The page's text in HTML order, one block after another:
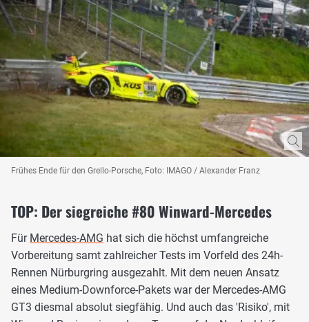
Frühes Ende für den Grello-Porsche, Foto: IMAGO / Alexander Franz
TOP: Der siegreiche #80 Winward-Mercedes
Für Mercedes-AMG hat sich die höchst umfangreiche
Vorbereitung samt zahlreicher Tests im Vorfeld des 24h-
Rennen Nürburgring ausgezahlt. Mit dem neuen Ansatz
eines Medium-Downforce-Pakets war der Mercedes-AMG
GT3 diesmal absolut siegfähig. Und auch das 'Risiko', mit